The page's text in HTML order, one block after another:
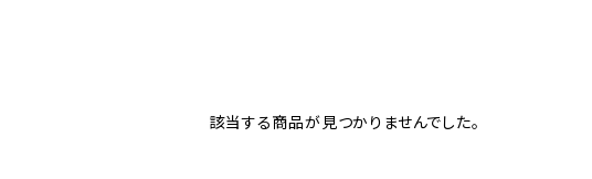
該当する商品が見つかりませんでした。